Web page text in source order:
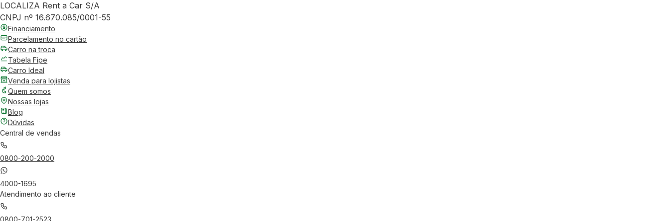
LOCALIZA Rent a Car S/A
CNPJ nº 16.670.085/0001-55
Financiamento
Parcelamento no cartão
Carro na troca
Tabela Fipe
Carro Ideal
Venda para lojistas
Quem somos
Nossas lojas
Blog
Dúvidas
Central de vendas
0800-200-2000
4000-1695
Atendimento ao cliente
0800-701-2523